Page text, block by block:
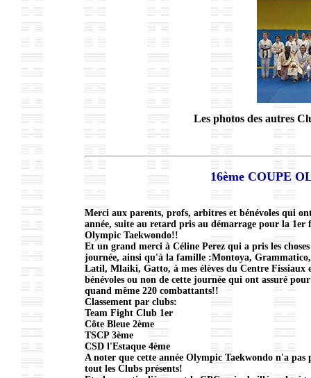
Les photos des autres
16ème COUPE
Merci aux parents, profs, arbitres et bénévoles qui
année, suite au retard pris au démarrage pour la 1er
Olympic Taekwondo!!
Et un grand merci à Céline Perez qui a pris les
journée, ainsi qu'à la famille :Montoya,
Latil, Mlaiki, Gatto, à mes élèves du Centre Fissiaux
bénévoles ou non de cette journée qui ont assuré
quand même 220 combattants!!
Classement par clubs:
Team Fight Club 1er
Côte Bleue 2ème
TSCP 3ème
CSD l'Estaque 4ème
A noter que cette année Olympic Taekwondo n'a
tout les Clubs présents!